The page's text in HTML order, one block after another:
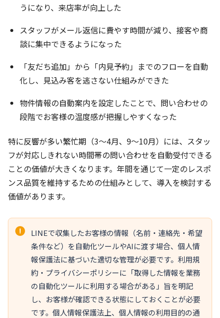
うになり、来店率が向上した
スタッフがメール返信に費やす時間が減り、接客や商
談に集中できるようになった
「友だち追加」から「内見予約」までのフローを自動
化し、見込み客を逃さない仕組みができた
物件情報の自動案内を設定したことで、問い合わせの
段階でお客様の温度感が把握しやすくなった
特に反響が多い繁忙期（3〜4月、9〜10月）には、スタッ
フが対応しきれない時間帯の問い合わせを自動受付できる
ことの価値が大きくなります。年間を通じて一定のレスポ
ンス品質を維持するための仕組みとして、導入を検討する
価値があります。
LINEで収集したお客様の情報（名前・連絡先・希望
条件など）を自動化ツールやAIに渡す場合、個人情
報保護法に基づいた適切な管理が必要です。利用規
約・プライバシーポリシーに「取得した情報を業務
の自動化ツールに利用する場合がある」旨を明記
し、お客様が確認できる状態にしておくことが必要
です。個人情報保護法上、個人情報の利用目的の通